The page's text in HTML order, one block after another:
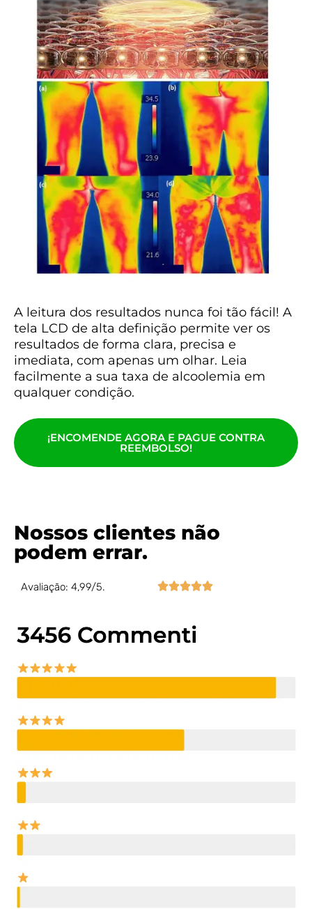
A leitura dos resultados nunca foi tão fácil! A
tela LCD de alta definição permite ver os
resultados de forma clara, precisa e
imediata, com apenas um olhar. Leia
facilmente a sua taxa de alcoolemia em
qualquer condição.
¡ENCOMENDE AGORA E PAGUE CONTRA
REEMBOLSO!
Nossos clientes não
podem errar.
Avaliação: 4,99/5. 